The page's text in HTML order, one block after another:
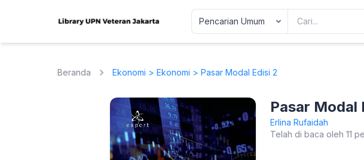
Beranda Ekonomi > Ekonomi > Pasar Modal Edisi 2
Pasar Modal
Erlina Rufaidah
Telah di baca oleh 11